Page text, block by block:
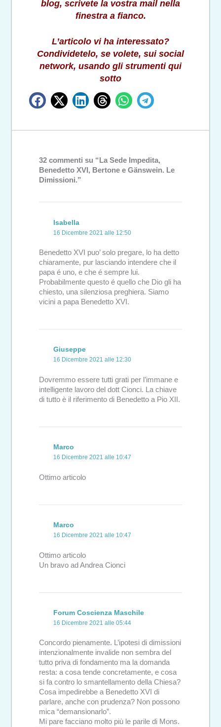
blog, scrivete la vostra mail nella
finestra a fianco.
L’articolo vi ha interessato?
Condividetelo, se volete, sui social
network, usando gli strumenti qui
sotto
32 commenti su “La Sede Impedita,
Benedetto XVI, Bertone e Gänswein. Le
Dimissioni.”
Isabella
16 Dicembre 2021 alle 12:50
Benedetto XVI puo’ solo pregare, lo ha detto
chiaramente, pur lasciando intendere che il
papa é uno, e che é sempre lui.
Probabilmente questo é quello che Dio gli ha
chiesto, una silenziosa preghiera. Siamo
vicini a papa Benedetto XVI.
Giuseppe
16 Dicembre 2021 alle 12:30
Dovremmo essere tutti grati per l’immane e
intelligente lavoro del dott Cionci. La chiave
di tutto è il riferimento di Benedetto a Pio XII.
Marco
16 Dicembre 2021 alle 10:47
Ottimo articolo
Marco
16 Dicembre 2021 alle 10:47
Ottimo articolo
Un bravo ad Andrea Cionci
Forum Coscienza Maschile
16 Dicembre 2021 alle 05:44
Concordo pienamente. L’ipotesi di dimissioni
intenzionalmente invalide non sembra del
tutto priva di fondamento ma la domanda
resta: a cosa tende concretamente, e cosa
si fa contro lo smantellamento della Chiesa?
Cosa impedirebbe a Benedetto XVI di
parlare, anche con prudenza? Non possono
mica “demansionarlo”.
Mi pare facciano molto più le parile di Mons.